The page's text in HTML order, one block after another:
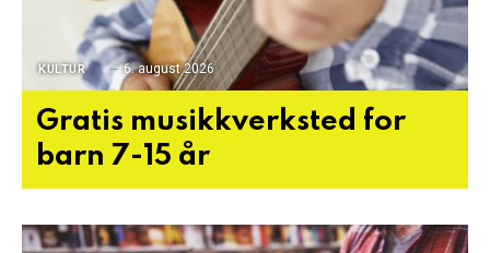
KULTUR 6. august 2026
Gratis musikkverksted for
barn 7-15 år